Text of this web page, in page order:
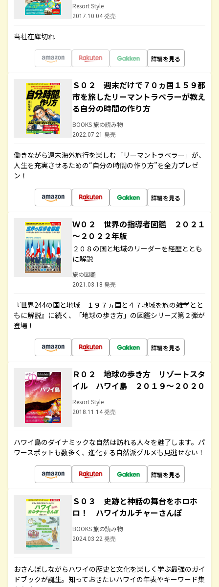
Resort Style
2017.10.04 発売
当社在庫切れ
詳細を見る
Ｓ０２ 週末だけで７０ヵ国１５９都
市を旅したリーマントラベラーが教え
る自分の時間の作り方
BOOKS 旅の読み物
2022.07.21 発売
働きながら週末海外旅行を楽しむ「リーマントラベラー」が、
人生を充実させるための“自分の時間の作り方”を全力プレゼ
ン！
詳細を見る
Ｗ０２ 世界の指導者図鑑 ２０２１
～２０２２年版
２０８の国と地域のリーダーを経歴ととも
に解説
旅の図鑑
2021.03.18 発売
『世界244の国と地域 １９７ヵ国と４７地域を旅の雑学とと
もに解説』に続く、「地球の歩き方」の図鑑シリーズ第２弾が
登場！
詳細を見る
Ｒ０２ 地球の歩き方 リゾートスタ
イル ハワイ島 ２０１９～２０２０
Resort Style
2018.11.14 発売
ハワイ島のダイナミックな自然は訪れる人々を魅了します。パ
ワースポットも数多く、進化する自然派グルメも見逃せない！
詳細を見る
Ｓ０３ 史跡と神話の舞台をホロホ
ロ！ ハワイカルチャーさんぽ
BOOKS 旅の読み物
2024.03.22 発売
おさんぽしながらハワイの歴史と文化を楽しく学ぶ最強のガイ
ドブックが誕生。知っておきたいハワイの年表やキーワード集